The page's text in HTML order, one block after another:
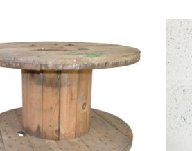
en Bois « Joé »